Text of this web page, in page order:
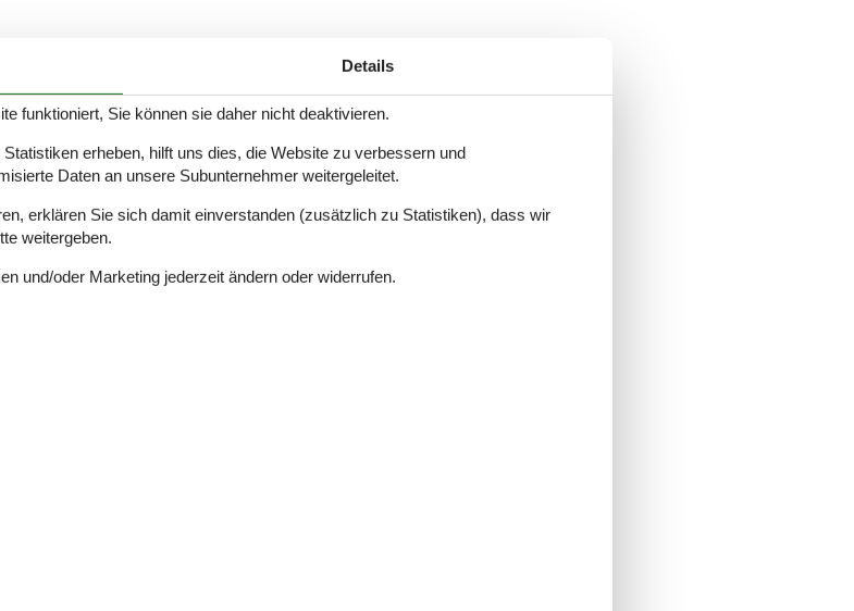
Zugang zu einer Vielzahl
den Givskud Zoo besuchen
Erlebnisse wie die Festung
für Wanderungen und
ob ihr Entspannung oder
Details
funktioniert, Sie können sie daher nicht deaktivieren.
erheben, hilft uns dies, die Website zu verbessern und
Daten an unsere Subunternehmer weitergeleitet.
erklären Sie sich damit einverstanden (zusätzlich zu Statistiken), dass wir
weitergeben.
und/oder Marketing jederzeit ändern oder widerrufen.